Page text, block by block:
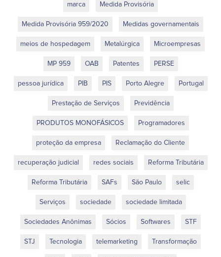
marca Medida Provisória
Medida Provisória 959/2020 Medidas governamentais
meios de hospedagem Metalúrgica Microempresas
MP 959 OAB Patentes PERSE
pessoa jurídica PIB PIS Porto Alegre Portugal
Prestação de Serviços Previdência
PRODUTOS MONOFÁSICOS Programadores
proteção da empresa Reclamação do Cliente
recuperação judicial redes sociais Reforma Tributária
Reforma Tributária SAFs São Paulo selic
Serviços sociedade sociedade limitada
Sociedades Anônimas Sócios Softwares STF
STJ Tecnologia telemarketing Transformação